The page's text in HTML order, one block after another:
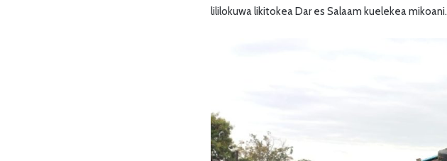
lililokuwa likitokea Dar es Salaam kuelekea mikoani.